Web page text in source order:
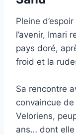
Pleine
l’avenir, Imari
pays doré,
froid et la
Sa rencontre
convaincue
Veloriens,
ans… dont